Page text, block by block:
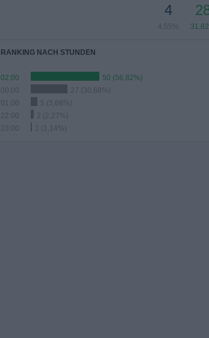
4
4,55%
RANKING NACH STUNDEN
02:00
50 (56,82%)
27 (30,68%)
5 (5,68%)
22:00
2 (2,27%)
23:00
1 (1,14%)